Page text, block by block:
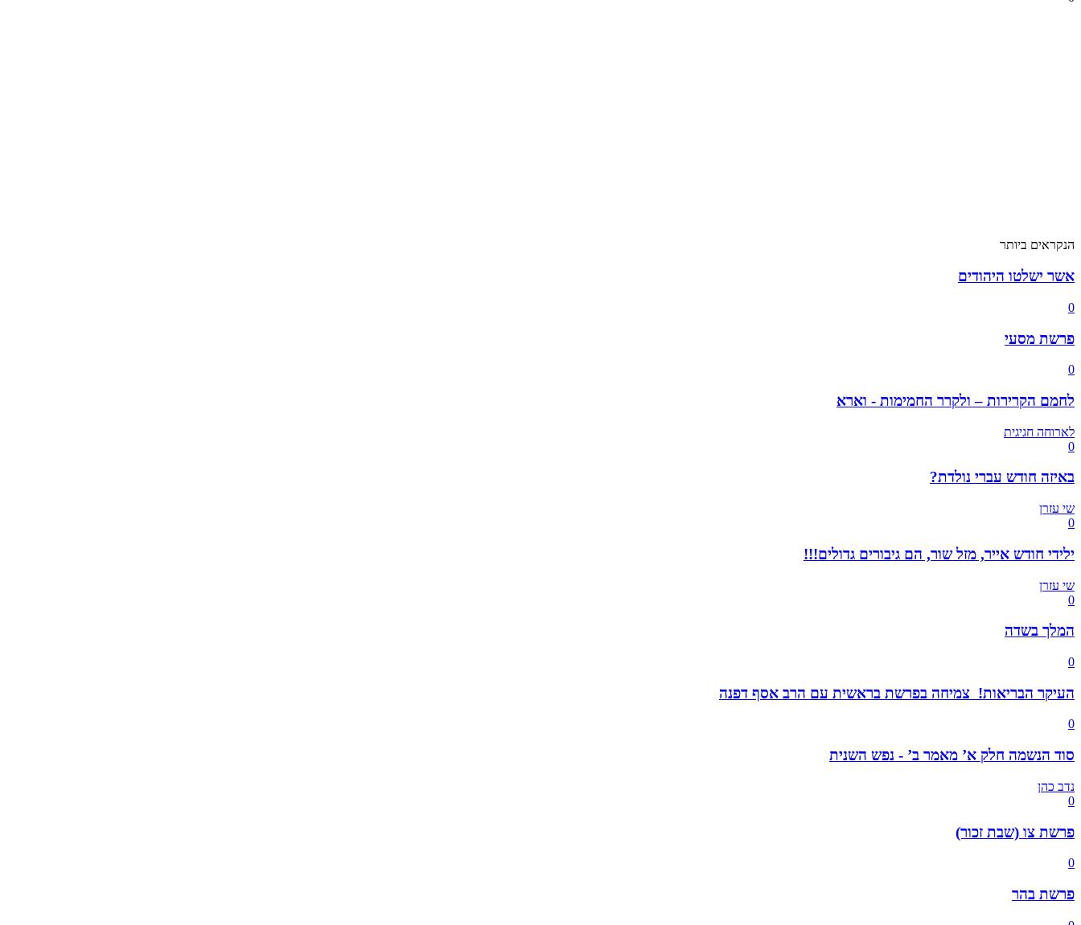
הנקראים ביותר
אשר ישלטו היהודים
0
פרשת מסעי
0
לחמם הקרירות – ולקרר החמימות - וארא
לארוחה חגיגית
0
באיזה חודש עברי נולדת?
שי עזרן
0
ילידי חודש אייר, מזל שור, הם גיבורים גדולים!!!
שי עזרן
0
המלך בשדה
0
העיקר הבריאות! צמיחה בפרשת בראשית עם הרב אסף דפנה
0
סוד הנשמה חלק א’ מאמר ב’ - נפש השנית
נדב כהן
0
פרשת צו (שבת זכור)
0
פרשת בהר